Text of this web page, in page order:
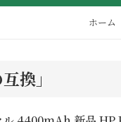
ホーム
換」